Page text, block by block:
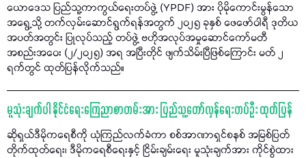
ယောဒေသ ပြည်သူ့ကာကွယ်ရေးတပ်ဖွဲ့ (YPDF) အား ပိုမိုကောင်းမွန်သော
အရွေ့သို့ တက်လှမ်းဆောင်ရွက်ရန်အတွက် ၂၀၂၅ ခုနှစ် ဖေဖော်ဝါရီ ဒုတိယ
အပတ်အတွင်း ပြုလုပ်သည့် တပ်ဖွဲ့ ဗဟိုအလုပ်အမှုဆောင်ကော်မတီ
အစည်းအဝေး (၂/၂၀၂၅) အရ အပြီးတိုင် ဖျက်သိမ်းပြီဖြစ်ကြောင်း မတ် ၂
ရက်တွင် ထုတ်ပြန်လိုက်သည်။
မူသုံးချက်ပါ နိုင်ငံရေးကြေညာစာတမ်းအား ပြည်သူ့တော်လှန်ရေးတပ်ဦး ထုတ်ပြန်
ဆိုရှယ်ဒီမိုကရေစီကို ယုံကြည်လက်ခံကာ စစ်အာဏာရှင်စနစ် အမြစ်ပြတ်
တိုက်ထုတ်ရေး၊ ဒီမိုကရေစီရေးနှင့် ငြိမ်းချမ်းရေး မူသုံးချက်အား ကိုင်စွဲထား